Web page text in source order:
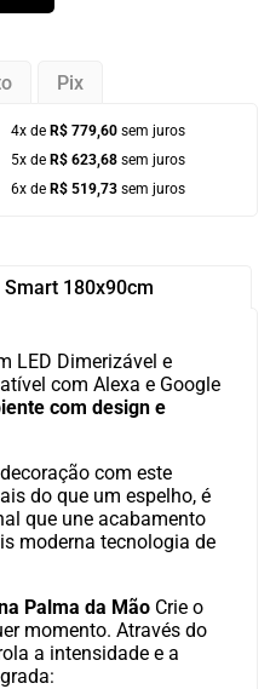
Pix
4x de R$ 779,60 sem juros
5x de R$ 623,68 sem juros
6x de R$ 519,73 sem juros
180x90cm
LED Dimerizável e
com Alexa e Google
com design e
com este
do que um espelho, é
que une acabamento
moderna tecnologia de
Palma da Mão Crie o
momento. Através do
a intensidade e a